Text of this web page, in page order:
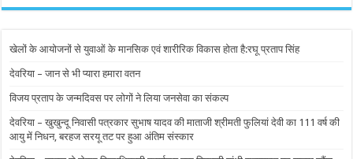
खेलों के आयोजनों से युवाओं के मानसिक एवं शारीरिक विकास होता है:रघू प्रताप सिंह
देवरिया – जान से भी प्यारा हमारा वतन
विजय प्रताप के जन्मदिवस पर लोगों ने लिया जनसेवा का संकल्प
देवरिया – खुखुन्दू निवासी पत्रकार सुभाष यादव की माताजी श्रीमती फुलियां देवी का 111 वर्ष की
आयु में निधन, बरहज सरयू तट पर हुआ अंतिम संस्कार